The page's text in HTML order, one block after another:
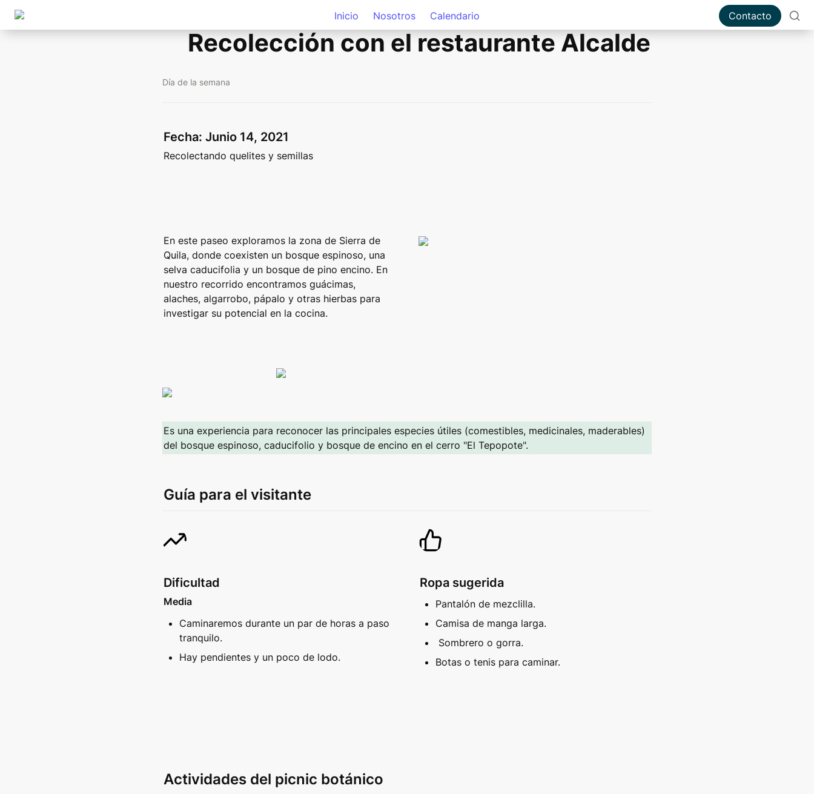
Inicio Nosotros Calendario Contacto
Recolección con el restaurante Alcalde
Día de la semana
Fecha: Junio 14, 2021
Recolectando quelites y semillas
En este paseo exploramos la zona de Sierra de
Quila, donde coexisten un bosque espinoso, una
selva caducifolia y un bosque de pino encino. En
nuestro recorrido encontramos guácimas,
alaches, algarrobo, pápalo y otras hierbas para
investigar su potencial en la cocina.
Es una experiencia para reconocer las principales especies útiles (comestibles, medicinales, maderables)
del bosque espinoso, caducifolio y bosque de encino en el cerro "El Tepopote".
Guía para el visitante
Dificultad
Media
Caminaremos durante un par de horas a paso
tranquilo.
Hay pendientes y un poco de lodo.
Ropa sugerida
Pantalón de mezclilla.
Camisa de manga larga.
Sombrero o gorra.
Botas o tenis para caminar.
Actividades del picnic botánico